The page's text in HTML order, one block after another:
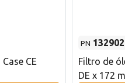
CE
PN
Filtro de
DE x 172